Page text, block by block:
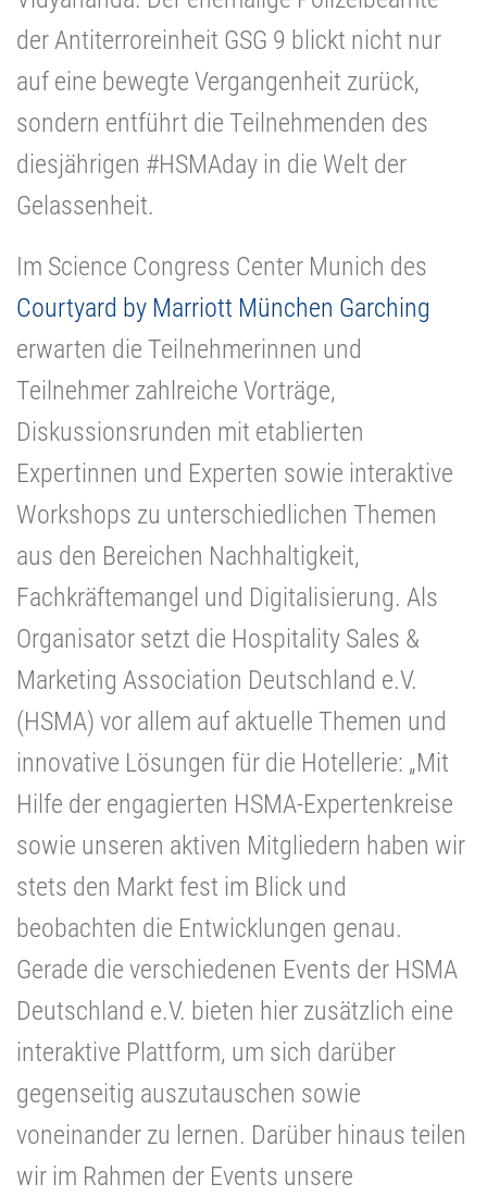
der Antiterroreinheit GSG 9 blickt nicht nur
auf eine bewegte Vergangenheit zurück,
sondern entführt die Teilnehmenden des
diesjährigen #HSMAday in die Welt der
Gelassenheit.
Im Science Congress Center Munich des
Courtyard by Marriott München Garching
erwarten die Teilnehmerinnen und
Teilnehmer zahlreiche Vorträge,
Diskussionsrunden mit etablierten
Expertinnen und Experten sowie interaktive
Workshops zu unterschiedlichen Themen
aus den Bereichen Nachhaltigkeit,
Fachkräftemangel und Digitalisierung. Als
Organisator setzt die Hospitality Sales &
Marketing Association Deutschland e.V.
(HSMA) vor allem auf aktuelle Themen und
innovative Lösungen für die Hotellerie: „Mit
Hilfe der engagierten HSMA-Expertenkreise
sowie unseren aktiven Mitgliedern haben wir
stets den Markt fest im Blick und
beobachten die Entwicklungen genau.
Gerade die verschiedenen Events der HSMA
Deutschland e.V. bieten hier zusätzlich eine
interaktive Plattform, um sich darüber
gegenseitig auszutauschen sowie
voneinander zu lernen. Darüber hinaus teilen
wir im Rahmen der Events unsere